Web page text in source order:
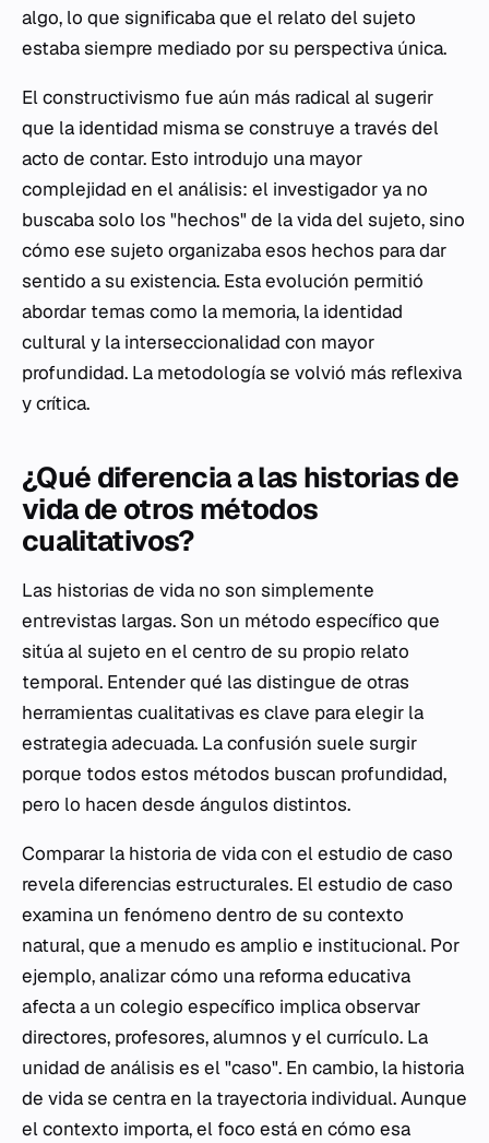
algo, lo que significaba que el relato del sujeto
estaba siempre mediado por su perspectiva única.
El constructivismo fue aún más radical al sugerir
que la identidad misma se construye a través del
acto de contar. Esto introdujo una mayor
complejidad en el análisis: el investigador ya no
buscaba solo los "hechos" de la vida del sujeto, sino
cómo ese sujeto organizaba esos hechos para dar
sentido a su existencia. Esta evolución permitió
abordar temas como la memoria, la identidad
cultural y la interseccionalidad con mayor
profundidad. La metodología se volvió más reflexiva
y crítica.
¿Qué diferencia a las historias de
vida de otros métodos
cualitativos?
Las historias de vida no son simplemente
entrevistas largas. Son un método específico que
sitúa al sujeto en el centro de su propio relato
temporal. Entender qué las distingue de otras
herramientas cualitativas es clave para elegir la
estrategia adecuada. La confusión suele surgir
porque todos estos métodos buscan profundidad,
pero lo hacen desde ángulos distintos.
Comparar la historia de vida con el estudio de caso
revela diferencias estructurales. El estudio de caso
examina un fenómeno dentro de su contexto
natural, que a menudo es amplio e institucional. Por
ejemplo, analizar cómo una reforma educativa
afecta a un colegio específico implica observar
directores, profesores, alumnos y el currículo. La
unidad de análisis es el "caso". En cambio, la historia
de vida se centra en la trayectoria individual. Aunque
el contexto importa, el foco está en cómo esa